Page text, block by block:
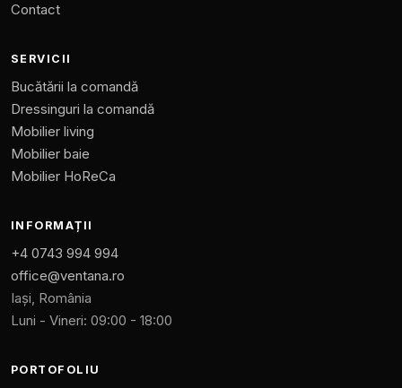
Contact
SERVICII
Bucătării la comandă
Dressinguri la comandă
Mobilier living
Mobilier baie
Mobilier HoReCa
INFORMAȚII
+4 0743 994 994
office@ventana.ro
Iași, România
Luni - Vineri: 09:00 - 18:00
PORTOFOLIU